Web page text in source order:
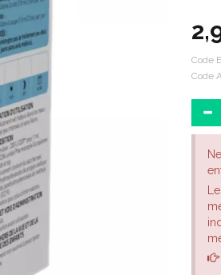
Code
Code